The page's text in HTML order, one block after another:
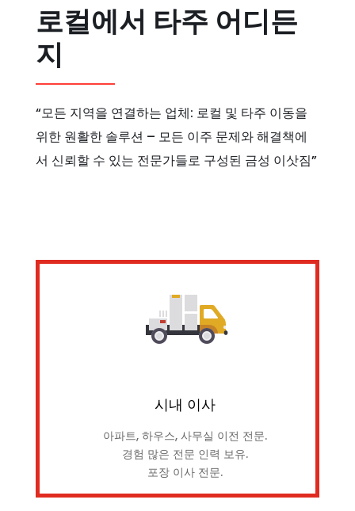
로컬에서 타주 어디든
지
“모든 지역을 연결하는 업체: 로컬 및 타주 이동을
위한 원활한 솔루션 – 모든 이주 문제와 해결책에
서 신뢰할 수 있는 전문가들로 구성된 금성 이삿짐”
시내 이사
아파트, 하우스, 사무실 이전 전문.
경험 많은 전문 인력 보유.
포장 이사 전문.